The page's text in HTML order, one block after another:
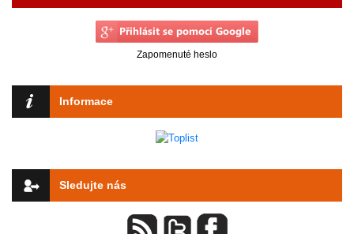
Zapomenuté heslo
Informace
Sledujte nás